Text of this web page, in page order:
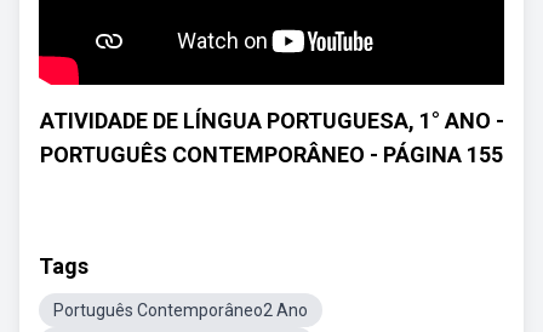
ATIVIDADE DE LÍNGUA PORTUGUESA, 1° ANO -
PORTUGUÊS CONTEMPORÂNEO - PÁGINA 155
Tags
Português Contemporâneo2 Ano